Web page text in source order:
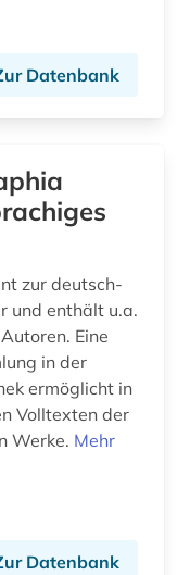
(2)
Datenbank
zur deutsch-
und enthält u.a.
Eine
in der
ermöglicht in
Volltexten der
Werke. Mehr
Datenbank